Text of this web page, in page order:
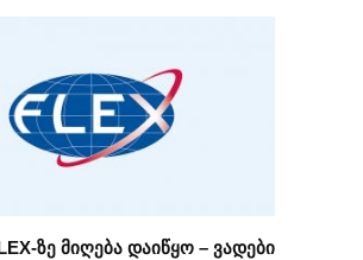
ზე მიღება დაიწყო – ვადები